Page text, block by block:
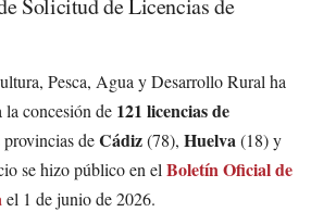
Pesca, Agua y Desarrollo Rural ha
concesión de 121 licencias de
provincias deCádiz(78), Huelva(18) y
se hizo público en el Boletín Oficial de
el 1 de junio de 2026.